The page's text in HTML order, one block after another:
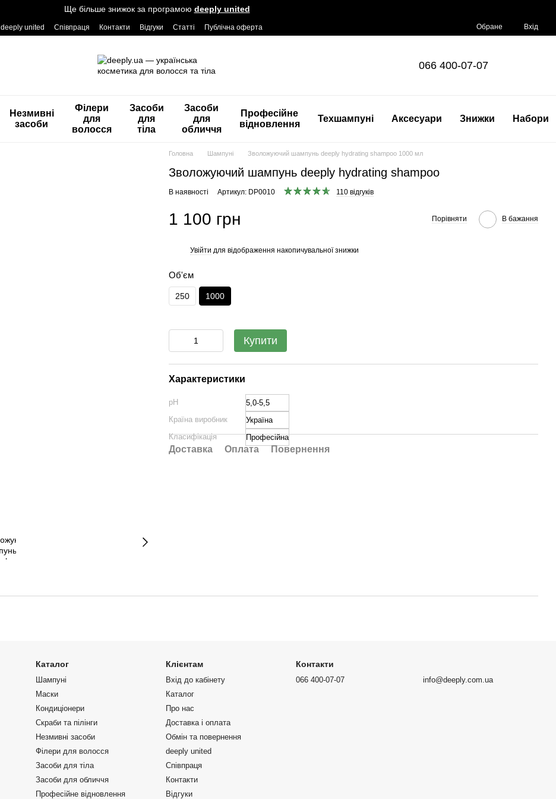
Ще більше знижок за програмою deeply united
deeply united Співпраця Контакти Відгуки Статті Публічна оферта Обране Вхід
066 400-07-07
Незмивні
засоби
Філери
для
волосся
Засоби
для
тіла
Засоби
для
обличчя
Професійне
відновлення
Техшампуні Аксесуари Знижки Набори
Головна Шампуні Зволожуючий шампунь deeply hydrating shampoo 1000 мл
Зволожуючий шампунь deeply hydrating shampoo
В наявності Артикул: DP0010 110 відгуків
1 100 грн Порівняти В бажання
Увійти для відображення накопичувальної знижки
Об'єм
250 1000
Купити
Характеристики
pH
5,0-5,5
Країна виробник
Україна
Класифікація
Професійна
Доставка Оплата Повернення
Каталог
Шампуні
Маски
Кондиціонери
Скраби та пілінги
Незмивні засоби
Філери для волосся
Засоби для тіла
Засоби для обличчя
Професійне відновлення
Клієнтам
Вхід до кабінету
Каталог
Про нас
Доставка і оплата
Обмін та повернення
deeply united
Співпраця
Контакти
Відгуки
Контакти
066 400-07-07 info@deeply.com.ua